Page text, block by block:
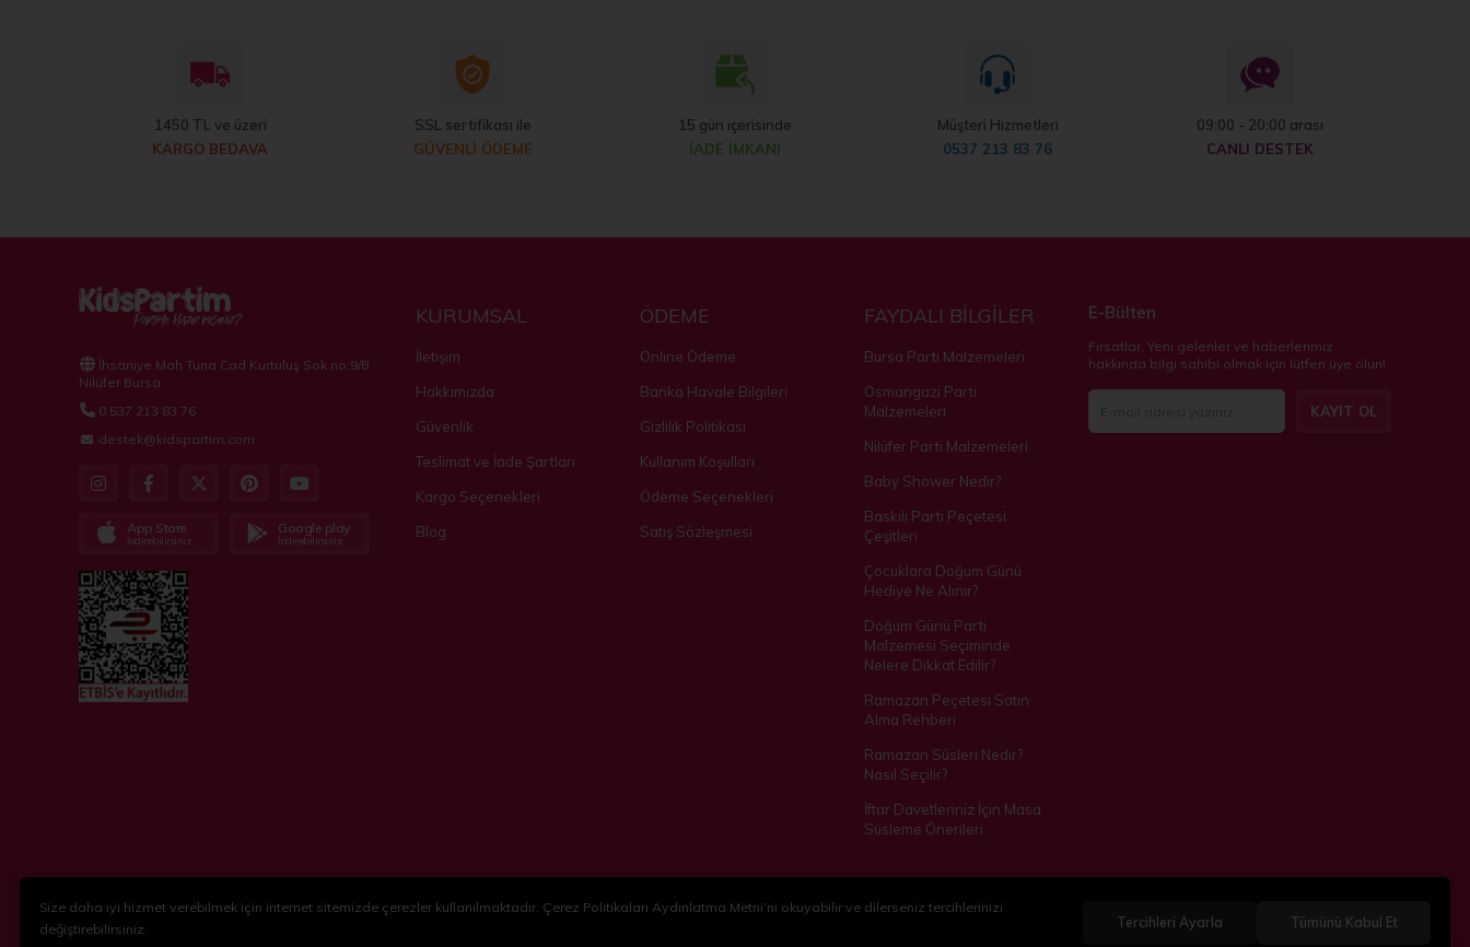
1450 TL ve üzeri
KARGO BEDAVA
SSL sertifikası ile
GÜVENLİ ÖDEME
15 gün içerisinde
İADE İMKANI
Müşteri Hizmetleri
0537 213 83 76
09:00 - 20:00 arası
CANLI DESTEK
İhsaniye Mah Tuna Cad Kurtuluş Sok no:9/B
Nilüfer Bursa
0 537 213 83 76
destek@kidspartim.com
App Store
İndirebilirsiniz
Google play
İndirebilirsiniz
E-Bülten
Fırsatlar, Yeni gelenler ve haberlerimiz
hakkında bilgi sahibi olmak için lütfen üye olun!
KAYIT OL
KURUMSAL
İletişim
Hakkımızda
Güvenlik
Teslimat ve İade Şartları
Kargo Seçenekleri
Blog
ÖDEME
Online Ödeme
Banka Havale Bilgileri
Gizlilik Politikası
Kullanım Koşulları
Ödeme Seçenekleri
Satış Sözleşmesi
FAYDALI BİLGİLER
Bursa Parti Malzemeleri
Osmangazi Parti
Malzemeleri
Nilüfer Parti Malzemeleri
Baby Shower Nedir?
Baskılı Parti Peçetesi
Çeşitleri
Çocuklara Doğum Günü
Hediye Ne Alınır?
Doğum Günü Parti
Malzemesi Seçiminde
Nelere Dikkat Edilir?
Ramazan Peçetesi Satın
Alma Rehberi
Ramazan Süsleri Nedir?
Nasıl Seçilir?
İftar Davetleriniz İçin Masa
Süsleme Önerileri
© 2018-2024
Size daha iyi hizmet verebilmek için internet sitemizde çerezler kullanılmaktadır. Çerez Politikaları Aydınlatma Metni’ni okuyabilir ve dilerseniz tercihlerinizi
değiştirebilirsiniz.
Tercihleri Ayarla Tümünü Kabul Et